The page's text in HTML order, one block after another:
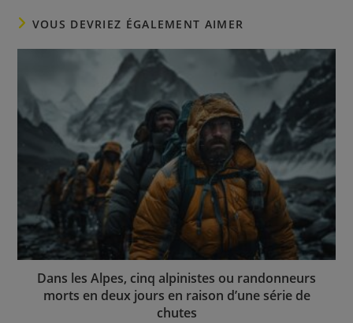
VOUS DEVRIEZ ÉGALEMENT AIMER
Dans les Alpes, cinq alpinistes ou randonneurs
morts en deux jours en raison d’une série de
chutes